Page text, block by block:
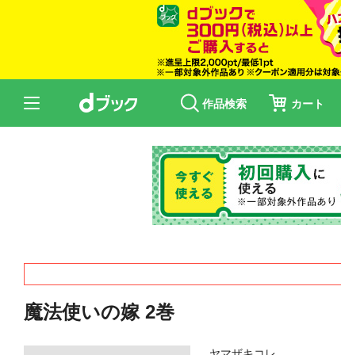
作品検索 カート
魔法使いの嫁 2巻